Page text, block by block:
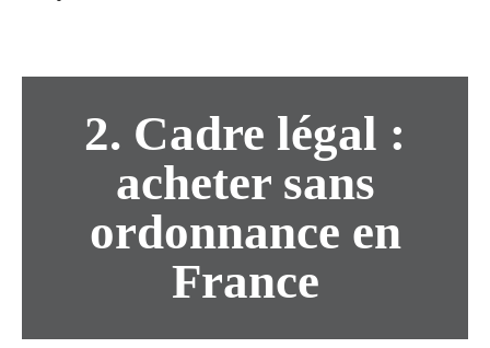
2. Cadre légal :
acheter sans
ordonnance en
France